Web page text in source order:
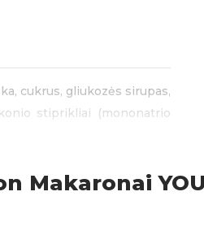
cukrus, gliukozės sirupas,
stiprikliai (mononatrio
Makaronai